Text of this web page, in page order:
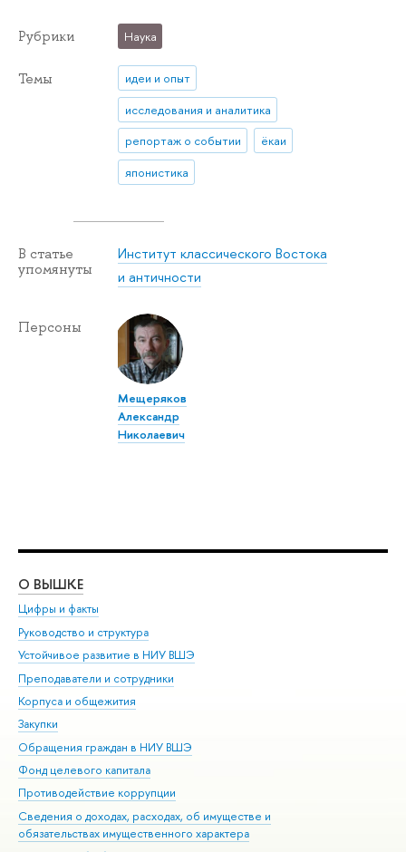
Рубрики Наука
Темы
идеи и опыт
исследования и аналитика
репортаж о событии
ёкаи
японистика
В статье
упомянуты
Институт классического Востока
и античности
Персоны
Мещеряков
Александр
Николаевич
О ВЫШКЕ
Цифры и факты
Руководство и структура
Устойчивое развитие в НИУ ВШЭ
Преподаватели и сотрудники
Корпуса и общежития
Закупки
Обращения граждан в НИУ ВШЭ
Фонд целевого капитала
Противодействие коррупции
Сведения о доходах, расходах, об имуществе и
обязательствах имущественного характера